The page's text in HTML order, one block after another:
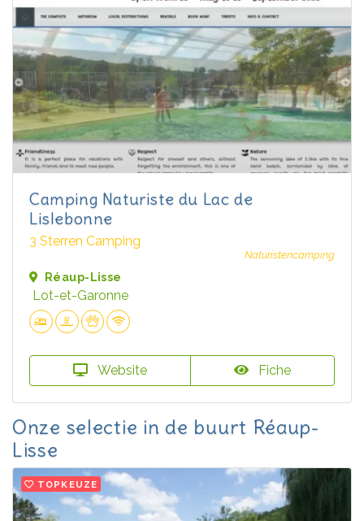
Camping Naturiste du Lac de
Lislebonne
3 Sterren Camping
Naturistencamping
Réaup-Lisse
Lot-et-Garonne
Website Fiche
Onze selectie in de buurt Réaup-
Lisse
TOPKEUZE